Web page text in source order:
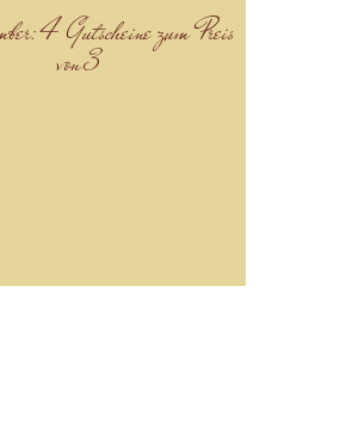
4 Gutscheine zum Preis
von 3